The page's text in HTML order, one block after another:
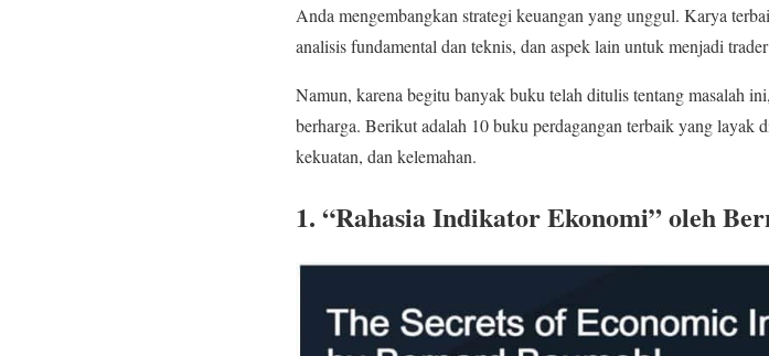
Anda mengembangkan strategi keuangan yang unggul. Karya
analisis fundamental dan teknis, dan aspek lain untuk menjadi
Namun, karena begitu banyak buku telah ditulis tentang masalah
berharga. Berikut adalah 10 buku perdagangan terbaik yang layak
kekuatan, dan kelemahan.
1. “Rahasia Indikator Ekonomi” oleh